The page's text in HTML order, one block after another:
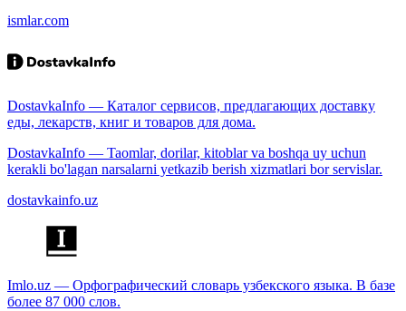
ismlar.com
DostavkaInfo — Каталог сервисов, предлагающих доставку
еды, лекарств, книг и товаров для дома.
DostavkaInfo — Taomlar, dorilar, kitoblar va boshqa uy uchun
kerakli bo'lagan narsalarni yetkazib berish xizmatlari bor servislar.
dostavkainfo.uz
Imlo.uz — Орфографический словарь узбекского языка. В базе
более 87 000 слов.